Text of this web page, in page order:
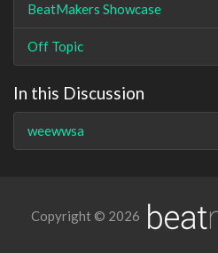
BeatMakers Showcase
Off Topic
In this Discussion
weewwsa
Copyright © 2026